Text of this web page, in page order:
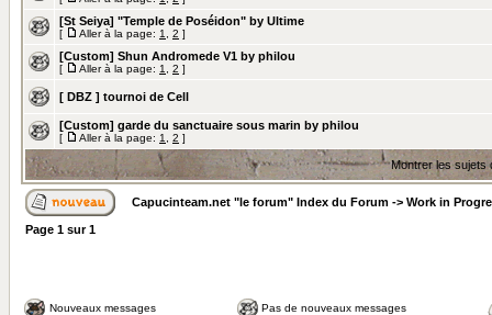
[St Seiya] "Temple de Poséidon" by Ultime
[ Aller à la page: 1 2 ]
[Custom] Shun Andromede V1 by philou
[ Aller à la page: 1 2 ]
[ DBZ ] tournoi de Cell
[Custom] garde du sanctuaire sous marin by philou
[ Aller à la page: 1 2 ]
Montrer les sujets
Capucinteam.net "le forum" Index du Forum -> Work in
Page 1 sur1
Nouveaux messages
Pas de nouveaux messages